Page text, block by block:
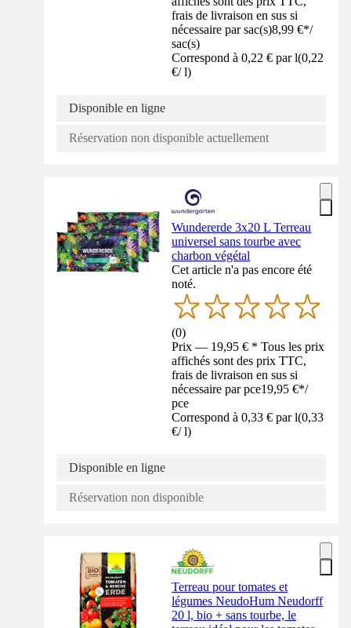
frais de livraison en sus si
nécessaire par sac(s)8,99 €*/
sac(s)
Correspond à 0,22 € par l(0,22
€/ l)
Disponible en ligne
Réservation non disponible actuellement
Wundererde 3x20 L Terreau
universel sans tourbe avec
charbon végétal
Cet article n'a pas encore été
noté.
(0)
Prix — 19,95 € * Tous les prix
affichés sont des prix TTC,
frais de livraison en sus si
nécessaire par pce19,95 €*/
pce
Correspond à 0,33 € par l(0,33
€/ l)
Disponible en ligne
Réservation non disponible
Terreau pour tomates et
légumes Neudo­Hum Neudorff
20 l, bio + sans tourbe, le